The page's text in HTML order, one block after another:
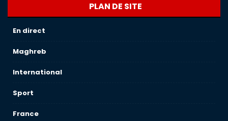
PLAN DE SITE
En direct
Maghreb
International
Sport
France